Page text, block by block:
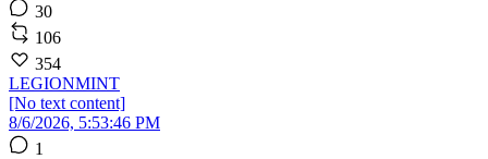
30
106
354
LEGIONMINT
[No text content]
8/6/2026, 5:53:46 PM
1